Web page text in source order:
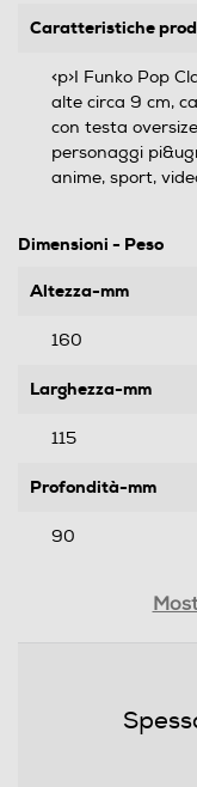
Caratteristiche
<p>I Funko Pop
alte circa 9 cm,
con testa
personaggi
anime, sport,
Dimensioni - Peso
Altezza-mm
160
Larghezza-mm
115
Profondità-mm
90